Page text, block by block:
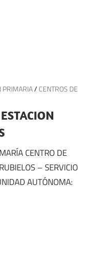
PRIMARIA/CENTROS DE
CENTRO DE
– SERVICIO
AUTÓNOMA: